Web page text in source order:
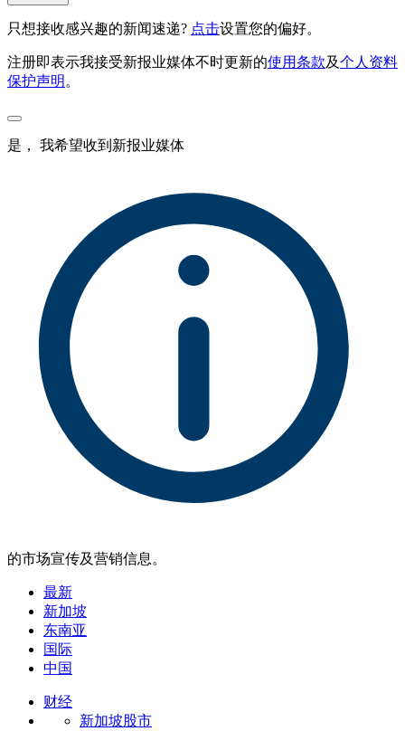
只想接收感兴趣的新闻速递? 点击设置您的偏好。
注册即表示我接受新报业媒体不时更新的使用条款及个人资料
保护声明 。
是， 我希望收到新报业媒体
的市场宣传及营销信息。
最新
新加坡
东南亚
国际
中国
财经
新加坡股市